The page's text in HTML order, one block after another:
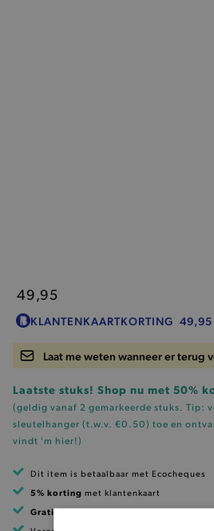
49,95
KLANTENKAARTKORTING 49,95
Laat me weten wanneer er terug
Laatste stuks! Shop nu met 50%
(geldig vanaf 2 gemarkeerde stuks. Tip:
sleutelhanger (t.w.v. €0.50) toe en
vindt 'm hier!)
Dit item is betaalbaar met Ecocheques
5% korting met klantenkaart
Gratis verzendingvanaf 99 EUR